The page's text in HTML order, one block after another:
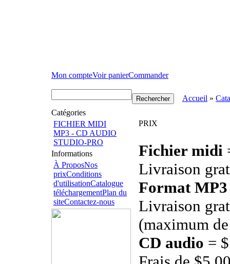
Mon compteVoir panierCommander
Accueil »
Catégories
FICHIER MIDI
MP3 - CD AUDIO
STUDIO-PRO
Informations
À ProposNos
prixConditions
d'utilisationCatalogue
téléchargementPlan du
siteContactez-nous
PRIX
Fichier midi
Livraison
Format MP3
Livraison
(maximum
CD audio =